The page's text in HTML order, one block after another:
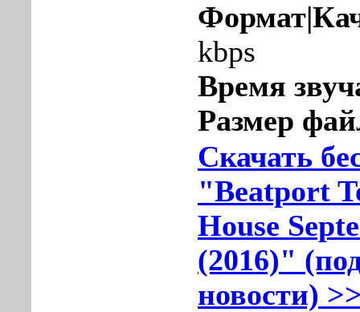
kbps
Время
Размер
Скачать
"Beatport
House
(2016)"
новости)